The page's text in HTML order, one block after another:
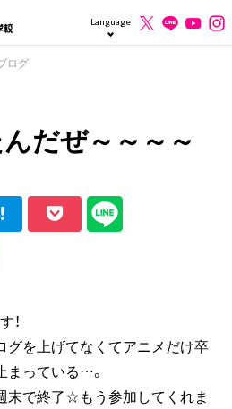
Language
ログ
んだぜ～～～～
！
グを上げてなくてアニメだけ卒
っている…。
末で終了☆もう参加してくれま